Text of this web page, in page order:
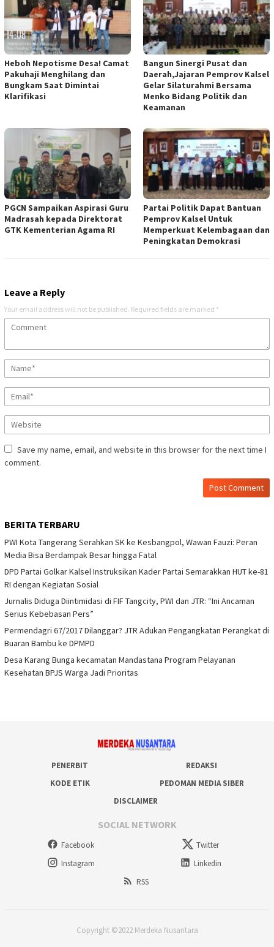
Heboh Nepotisme Desa! Camat
Pakuhaji Menghilang dan
Bungkam Saat Dimintai
Klarifikasi
Bangun Sinergi Pusat dan
Daerah,Jajaran Pemprov Kalsel
Gelar Silaturahmi Bersama
Menko Bidang Politik dan
Keamanan
PGCN Sampaikan Aspirasi Guru
Madrasah kepada Direktorat
GTK Kementerian Agama RI
Partai Politik Dapat Bantuan
Pemprov Kalsel Untuk
Memperkuat Kelembagaan dan
Peningkatan Demokrasi
Leave a Reply
Your email address will not be published. Required fields are marked *
Save my name, email, and website in this browser for the next time I
comment.
BERITA TERBARU
PWI Kota Tangerang Serahkan SK ke Kesbangpol, Wawan Fauzi: Peran
Media Bisa Berdampak Besar hingga Fatal
DPD Partai Golkar Kalsel Instruksikan Kader Partai Semarakkan HUT ke-81
RI dengan Kegiatan Sosial
Jurnalis Diduga Diintimidasi di FIF Tangcity, PWI dan JTR: “Ini Ancaman
Serius Kebebasan Pers”
Permendagri 67/2017 Dilanggar? JTR Adukan Pengangkatan Perangkat di
Buaran Bambu ke DPMPD
Desa Karang Bunga kecamatan Mandastana Program Pelayanan
Kesehatan BPJS Warga Jadi Prioritas
PENERBIT
REDAKSI
KODE ETIK
PEDOMAN MEDIA SIBER
DISCLAIMER
SOCIAL NETWORK
Facebook
Twitter
Instagram
Linkedin
RSS
Copyright ©2022 Merdeka Nusantara